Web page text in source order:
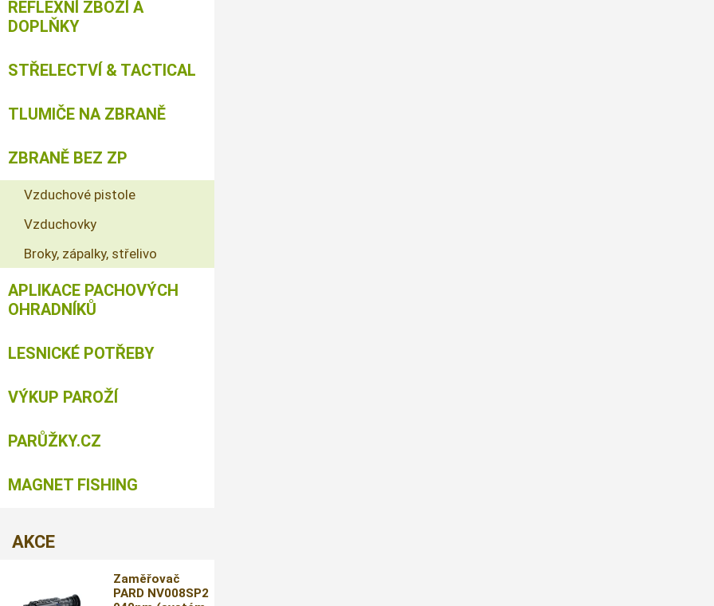
REFLEXNÍ ZBOŽÍ A
DOPLŇKY
STŘELECTVÍ & TACTICAL
TLUMIČE NA ZBRANĚ
ZBRANĚ BEZ ZP
Vzduchové pistole
Vzduchovky
Broky, zápalky, střelivo
APLIKACE PACHOVÝCH
OHRADNÍKŮ
LESNICKÉ POTŘEBY
VÝKUP PAROŽÍ
PARŮŽKY.CZ
MAGNET FISHING
AKCE
Zaměřovač
PARD NV008SP2